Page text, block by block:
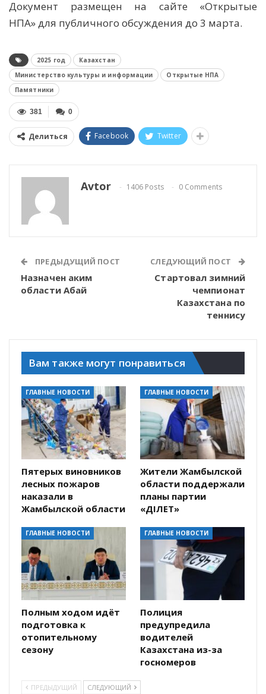
Документ размещен на сайте «Открытые
НПА» для публичного обсуждения до 3 марта.
2025 год
Казахстан
Министерство культуры и информации
Открытые НПА
Памятники
0
381
Делиться Facebook Twitter
Avtor 1406 Posts 0 Comments
ПРЕДЫДУЩИЙ ПОСТ
Назначен аким
области Абай
СЛЕДУЮЩИЙ ПОСТ
Стартовал зимний
чемпионат
Казахстана по
теннису
Вам также могут понравиться
ГЛАВНЫЕ НОВОСТИ
Пятерых виновников
лесных пожаров
наказали в
Жамбылской области
ГЛАВНЫЕ НОВОСТИ
Жители Жамбылской
области поддержали
планы партии
«ӘДІЛЕТ»
ГЛАВНЫЕ НОВОСТИ
Полным ходом идёт
подготовка к
отопительному
сезону
ГЛАВНЫЕ НОВОСТИ
Полиция
предупредила
водителей
Казахстана из-за
госномеров
ПРЕДЫДУЩИЙ СЛЕДУЮЩИЙ